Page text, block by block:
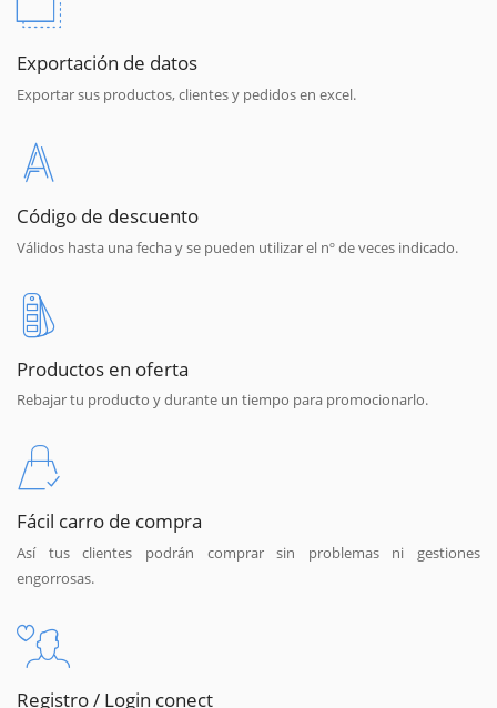
Exportación de datos
Exportar sus productos, clientes y pedidos en excel.
Código de descuento
Válidos hasta una fecha y se pueden utilizar el nº de veces indicado.
Productos en oferta
Rebajar tu producto y durante un tiempo para promocionarlo.
Fácil carro de compra
Así tus clientes podrán comprar sin problemas ni gestiones
engorrosas.
Registro / Login conect